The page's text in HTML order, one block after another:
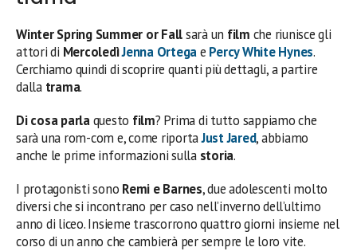
Winter Spring Summer or Fallsarà un film che riunisce gli
attori di MercoledìJenna Ortegae Percy White Hynes.
Cerchiamo quindi di scoprire quanti più dettagli, a partire
dalla trama.
Di cosa parlaquesto film? Prima di tutto sappiamo che
sarà una rom-com e, come riportaJust Jared, abbiamo
anche le prime informazioni sulla storia.
I protagonisti sono Remi e Barnes, due adolescenti molto
diversi che si incontrano per caso nell’inverno dell’ultimo
anno di liceo. Insieme trascorrono quattro giorni insieme nel
corso di un anno che cambierà per sempre le loro vite.